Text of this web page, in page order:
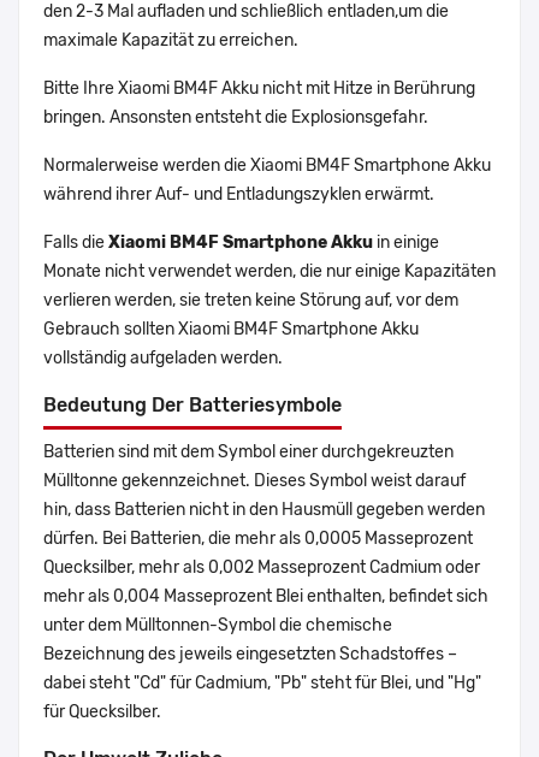
den 2-3 Mal aufladen und schließlich entladen,um die
maximale Kapazität zu erreichen.
Bitte Ihre Xiaomi BM4F Akku nicht mit Hitze in Berührung
bringen. Ansonsten entsteht die Explosionsgefahr.
Normalerweise werden die Xiaomi BM4F Smartphone Akku
während ihrer Auf- und Entladungszyklen erwärmt.
Falls dieXiaomi BM4F Smartphone Akku in einige
Monate nicht verwendet werden, die nur einige Kapazitäten
verlieren werden, sie treten keine Störung auf, vor dem
Gebrauch sollten Xiaomi BM4F Smartphone Akku
vollständig aufgeladen werden.
Bedeutung Der Batteriesymbole
Batterien sind mit dem Symbol einer durchgekreuzten
Mülltonne gekennzeichnet. Dieses Symbol weist darauf
hin, dass Batterien nicht in den Hausmüll gegeben werden
dürfen. Bei Batterien, die mehr als 0,0005 Masseprozent
Quecksilber, mehr als 0,002 Masseprozent Cadmium oder
mehr als 0,004 Masseprozent Blei enthalten, befindet sich
unter dem Mülltonnen-Symbol die chemische
Bezeichnung des jeweils eingesetzten Schadstoffes –
dabei steht "Cd" für Cadmium, "Pb" steht für Blei, und "Hg"
für Quecksilber.